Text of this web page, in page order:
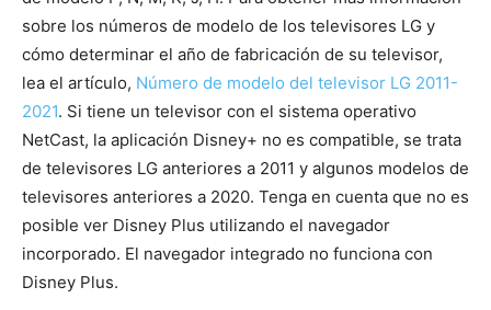
sobre los números de modelo de los televisores LG y
cómo determinar el año de fabricación de su televisor,
lea el artículo, Número de modelo del televisor LG 2011-
2021. Si tiene un televisor con el sistema operativo
NetCast, la aplicación Disney+ no es compatible, se trata
de televisores LG anteriores a 2011 y algunos modelos de
televisores anteriores a 2020. Tenga en cuenta que no es
posible ver Disney Plus utilizando el navegador
incorporado. El navegador integrado no funciona con
Disney Plus.